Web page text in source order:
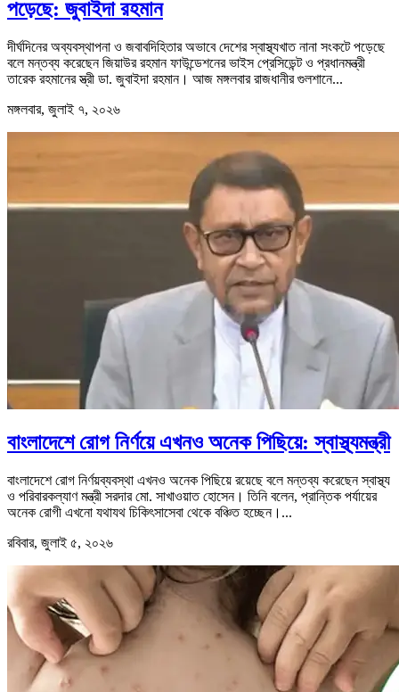
পড়েছে: জুবাইদা রহমান
দীর্ঘদিনের অব্যবস্থাপনা ও জবাবদিহিতার অভাবে দেশের স্বাস্থ্যখাত নানা সংকটে পড়েছে
বলে মন্তব্য করেছেন জিয়াউর রহমান ফাউন্ডেশনের ভাইস প্রেসিডেন্ট ও প্রধানমন্ত্রী
তারেক রহমানের স্ত্রী ডা. জুবাইদা রহমান। আজ মঙ্গলবার রাজধানীর গুলশানে...
মঙ্গলবার, জুলাই ৭, ২০২৬
বাংলাদেশে রোগ নির্ণয়ে এখনও অনেক পিছিয়ে: স্বাস্থ্যমন্ত্রী
বাংলাদেশে রোগ নির্ণয়ব্যবস্থা এখনও অনেক পিছিয়ে রয়েছে বলে মন্তব্য করেছেন স্বাস্থ্য
ও পরিবারকল্যাণ মন্ত্রী সরদার মো. সাখাওয়াত হোসেন। তিনি বলেন, প্রান্তিক পর্যায়ের
অনেক রোগী এখনো যথাযথ চিকিৎসাসেবা থেকে বঞ্চিত হচ্ছেন।...
রবিবার, জুলাই ৫, ২০২৬